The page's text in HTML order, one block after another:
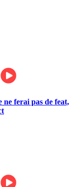
ne ferai pas de feat,